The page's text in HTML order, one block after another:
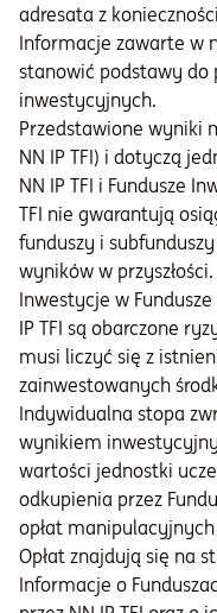
adresata z
Informacje zawarte w
stanowić podstawy do
inwestycyjnych.
Przedstawione wyniki
NN IP TFI) i dotyczą
NN IP TFI i Fundusze
TFI nie gwarantują
funduszy i
wyników w przyszłości.
Inwestycje w
IP TFI są obarczone
musi liczyć się z
zainwestowanych
Indywidualna stopa
wynikiem
wartości jednostki
odkupienia przez
opłat
Opłat znajdują się na
Informacje o